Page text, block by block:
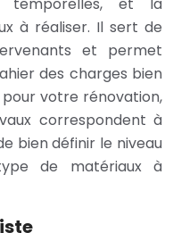
à réaliser. Il sert de
et permet
des charges bien
votre rénovation,
correspondent à
bien définir le niveau
de matériaux à